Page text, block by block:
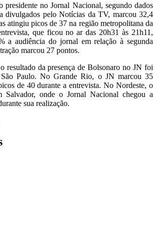
presidente no Jornal Nacional, segundo dados
divulgados pelo Notícias da TV, marcou 32,4
atingiu picos de 37 na região metropolitana da
que ficou no ar das 20h31 às 21h11,
a audiência do jornal em relação à segunda
marcou 27 pontos.
resultado da presença de Bolsonaro no JN foi
Paulo. No Grande Rio, o JN marcou 35
de 40 durante a entrevista. No Nordeste, o
Salvador, onde o Jornal Nacional chegou a
sua realização.